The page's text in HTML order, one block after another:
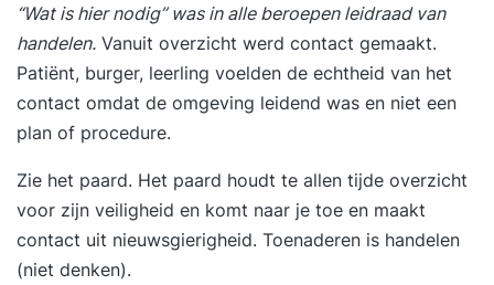
“Wat is hier nodig” was in alle beroepen leidraad van
handelen. Vanuit overzicht werd contact gemaakt.
Patiënt, burger, leerling voelden de echtheid van het
contact omdat de omgeving leidend was en niet een
plan of procedure.
Zie het paard. Het paard houdt te allen tijde overzicht
voor zijn veiligheid en komt naar je toe en maakt
contact uit nieuwsgierigheid. Toenaderen is handelen
(niet denken).